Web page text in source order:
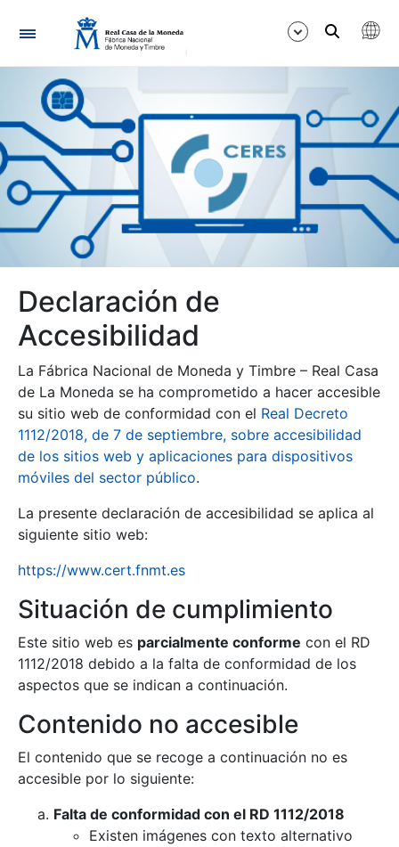
Navegación
Mostrar/Ocultar
Mostrar/Ocultar
Mostrar/Ocultar
Declaración de
Accesibilidad
La Fábrica Nacional de Moneda y Timbre – Real Casa
de La Moneda se ha comprometido a hacer accesible
su sitio web de conformidad con el Real Decreto
1112/2018, de 7 de septiembre, sobre accesibilidad
de los sitios web y aplicaciones para dispositivos
móviles del sector público.
La presente declaración de accesibilidad se aplica al
siguiente sitio web:
https://www.cert.fnmt.es
Situación de cumplimiento
Este sitio web es parcialmente conforme con el RD
1112/2018 debido a la falta de conformidad de los
aspectos que se indican a continuación.
Contenido no accesible
El contenido que se recoge a continuación no es
accesible por lo siguiente:
Falta de conformidad con el RD 1112/2018
Existen imágenes con texto alternativo